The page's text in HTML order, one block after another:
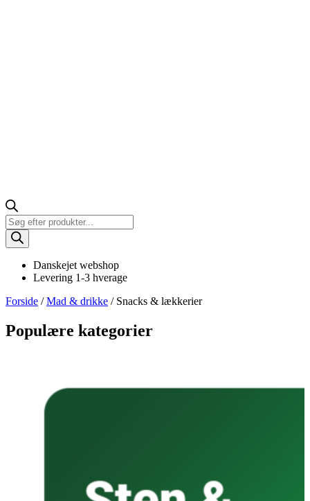
Products
search
Danskejet webshop
Levering 1-3 hverage
Forside /Mad & drikke / Snacks & lækkerier
Populære kategorier